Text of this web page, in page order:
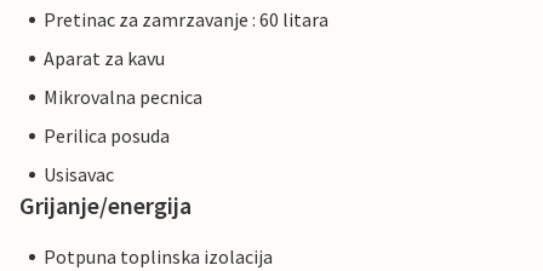
Pretinac za zamrzavanje : 60 litara
Aparat za kavu
Mikrovalna pecnica
Perilica posuda
Usisavac
Grijanje/energija
Potpuna toplinska izolacija